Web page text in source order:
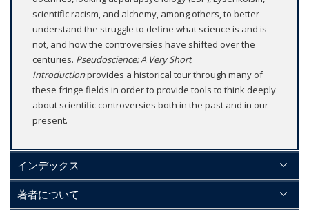
scientific racism, and alchemy, among others, to better
understand the struggle to define what science is and is
not, and how the controversies have shifted over the
centuries. Pseudoscience: A Very Short
Introductionprovides a historical tour through many of
these fringe fields in order to provide tools to think deeply
about scientific controversies both in the past and in our
present.
インデックス
著者について